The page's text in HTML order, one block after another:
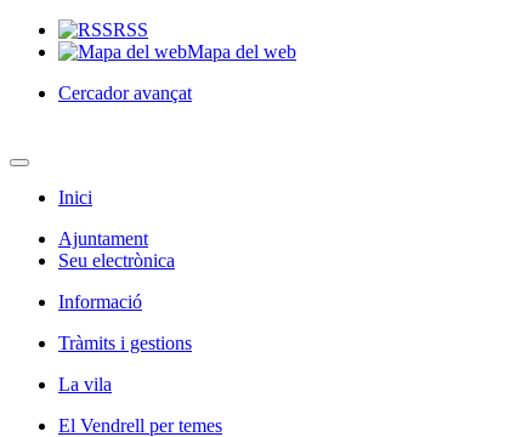
RSS
Mapa del web
Cercador avançat
Inici
Ajuntament
Seu electrònica
Informació
Tràmits i gestions
La vila
El Vendrell per temes